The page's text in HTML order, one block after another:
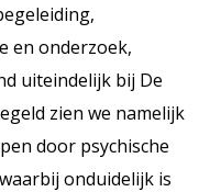
en onderzoek,
uiteindelijk bij De
zien we namelijk
door psychische
onduidelijk is